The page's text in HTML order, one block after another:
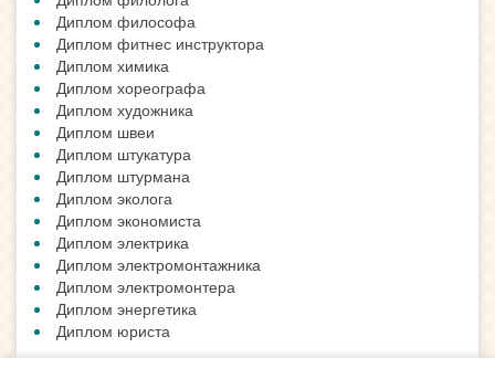
Диплом философа
Диплом фитнес инструктора
Диплом химика
Диплом хореографа
Диплом художника
Диплом швеи
Диплом штукатура
Диплом штурмана
Диплом эколога
Диплом экономиста
Диплом электрика
Диплом электромонтажника
Диплом электромонтера
Диплом энергетика
Диплом юриста